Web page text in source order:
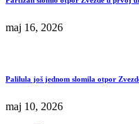
maj 16, 2026
Palilula još jednom slomila otpor
maj 10, 2026